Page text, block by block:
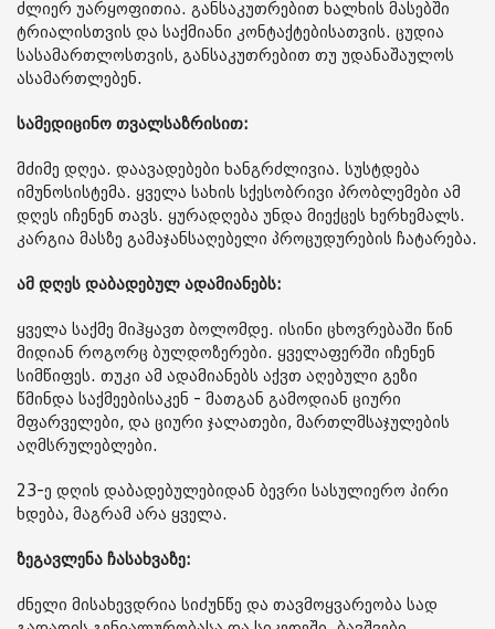
ძლიერ უარყოფითია. განსაკუთრებით ხალხის მასებში
ტრიალისთვის და საქმიანი კონტაქტებისათვის. ცუდია
სასამართლოსთვის, განსაკუთრებით თუ უდანაშაულოს
ასამართლებენ.
სამედიცინო თვალსაზრისით:
მძიმე დღეა. დაავადებები ხანგრძლივია. სუსტდება
იმუნოსისტემა. ყველა სახის სქესობრივი პრობლემები ამ
დღეს იჩენენ თავს. ყურადღება უნდა მიექცეს ხერხემალს.
კარგია მასზე გამაჯანსაღებელი პროცუდურების ჩატარება.
ამ დღეს დაბადებულ ადამიანებს:
ყველა საქმე მიჰყავთ ბოლომდე. ისინი ცხოვრებაში წინ
მიდიან როგორც ბულდოზერები. ყველაფერში იჩენენ
სიმწიფეს. თუკი ამ ადამიანებს აქვთ აღებული გეზი
წმინდა საქმეებისაკენ - მათგან გამოდიან ციური
მფარველები, და ციური ჯალათები, მართლმსაჯულების
აღმსრულებლები.
23-ე დღის დაბადებულებიდან ბევრი სასულიერო პირი
ხდება, მაგრამ არა ყველა.
ზეგავლენა ჩასახვაზე:
ძნელი მისახევდრია სიძუნწე და თავმოყვარეობა სად